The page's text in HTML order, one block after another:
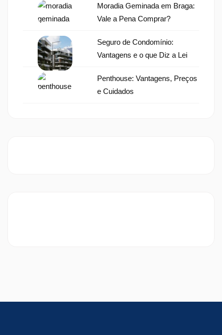
Moradia Geminada em Braga:
Vale a Pena Comprar?
Seguro de Condomínio:
Vantagens e o que Diz a Lei
Penthouse: Vantagens, Preços
e Cuidados